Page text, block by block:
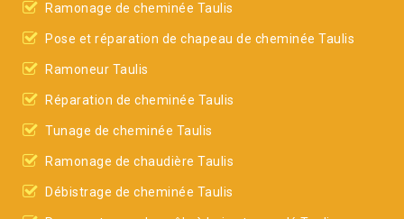
Ramonage de cheminée Taulis
Pose et réparation de chapeau de cheminée Taulis
Ramoneur Taulis
Réparation de cheminée Taulis
Tunage de cheminée Taulis
Ramonage de chaudière Taulis
Débistrage de cheminée Taulis